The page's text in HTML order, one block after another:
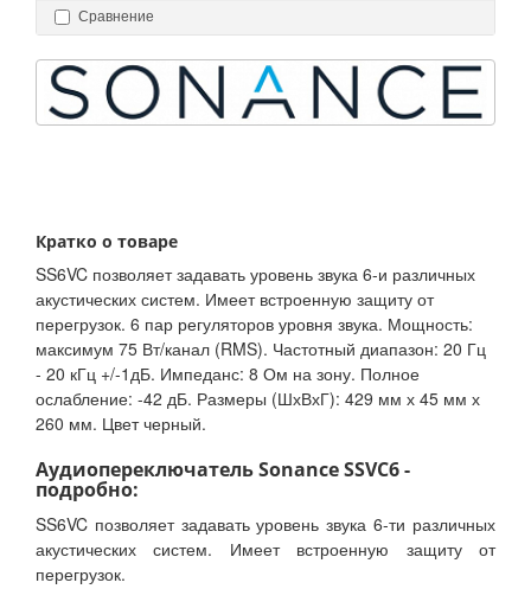
Сравнение
Кратко о товаре
SS6VC позволяет задавать уровень звука 6-и различных
акустических систем. Имеет встроенную защиту от
перегрузок. 6 пар регуляторов уровня звука. Мощность:
максимум 75 Вт/канал (RMS). Частотный диапазон: 20 Гц
- 20 кГц +/-1дБ. Импеданс: 8 Ом на зону. Полное
ослабление: -42 дБ. Размеры (ШхВхГ): 429 мм х 45 мм х
260 мм. Цвет черный.
Аудиопереключатель Sonance SSVC6 -
подробно:
SS6VC позволяет задавать уровень звука 6-ти различных
акустических систем. Имеет встроенную защиту от
перегрузок.